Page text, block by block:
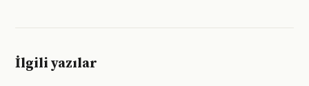
İlgili yazılar